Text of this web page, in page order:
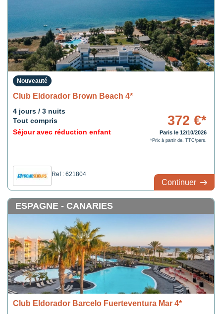
Nouveauté
Club Eldorador Brown Beach 4*
4 jours / 3 nuits
Tout compris
Séjour avec réduction enfant
Ref : 621804
372 €*
Paris le 12/10/2026
*Prix à partir de, TTC/pers.
Continuer
ESPAGNE - CANARIES
Club Eldorador Barcelo Fuerteventura Mar 4*